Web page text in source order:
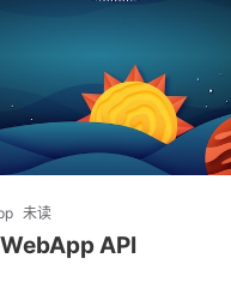
未读
API